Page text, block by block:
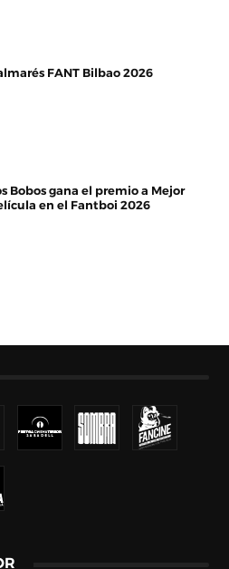
FANT Bilbao 2026
Bobos gana el premio a Mejor
en el Fantboi 2026